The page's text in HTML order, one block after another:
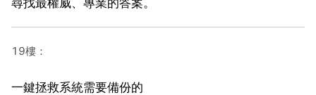
19樓：
一鍵拯救系統需要備份的